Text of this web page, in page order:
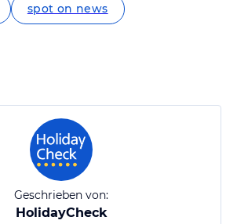
spot on news
Geschrieben von:
HolidayCheck